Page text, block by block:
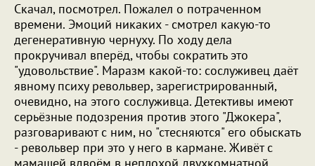
Скачал, посмотрел. Пожалел о потраченном
времени. Эмоций никаких - смотрел какую-то
дегенеративную чернуху. По ходу дела
прокручивал вперёд, чтобы сократить это
"удовольствие". Маразм какой-то: сослуживец даёт
явному психу револьвер, зарегистрированный,
очевидно, на этого сослуживца. Детективы имеют
серьёзные подозрения против этого "Джокера",
разговаривают с ним, но "стесняются" его обыскать
- револьвер при это у него в кармане. Живёт с